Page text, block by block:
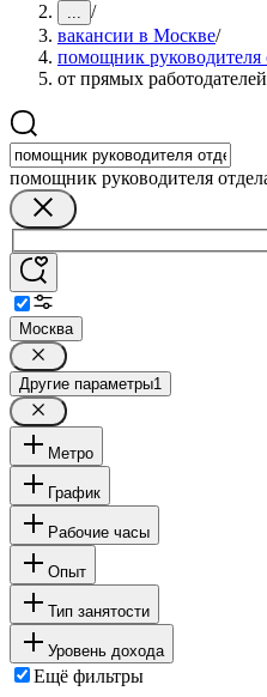
... /
вакансии в Москве/
помощник руководителя
от прямых работодателей
помощник руководителя
Москва
Другие параметры1
Метро
График
Рабочие часы
Опыт
Тип занятости
Уровень дохода
Ещё фильтры